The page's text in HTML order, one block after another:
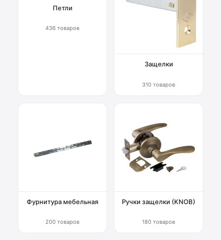
Петли
436 товаров
Защелки
310 товаров
Фурнитура мебельная
200 товаров
Ручки защелки (KNOB)
180 товаров